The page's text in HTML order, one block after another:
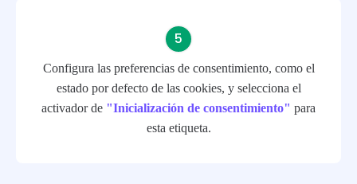
Configura las preferencias de consentimiento, como el
estado por defecto de las cookies, y selecciona el
activador de "Inicialización de consentimiento" para
esta etiqueta.